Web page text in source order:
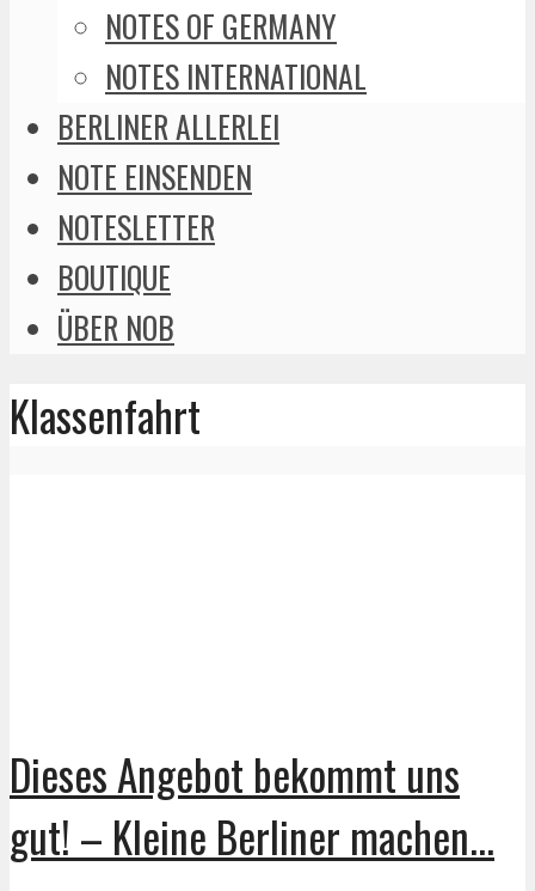
NOTES OF GERMANY
NOTES INTERNATIONAL
BERLINER ALLERLEI
NOTE EINSENDEN
NOTESLETTER
BOUTIQUE
ÜBER NOB
Klassenfahrt
Dieses Angebot bekommt uns
gut! – Kleine Berliner machen...